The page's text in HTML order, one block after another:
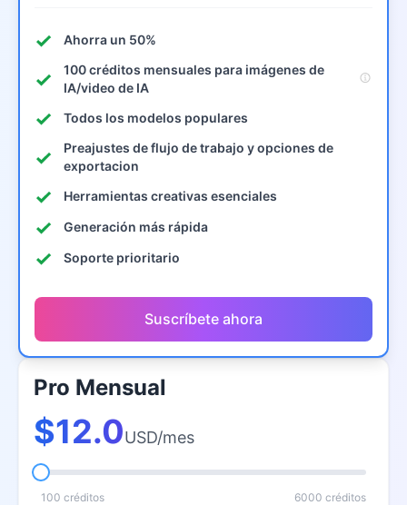
Ahorra un 50%
100 créditos mensuales para imágenes de
IA/video de IA
Todos los modelos populares
Preajustes de flujo de trabajo y opciones de
exportacion
Herramientas creativas esenciales
Generación más rápida
Soporte prioritario
Suscríbete ahora
Pro Mensual
$12.0USD/mes
100 créditos 6000 créditos